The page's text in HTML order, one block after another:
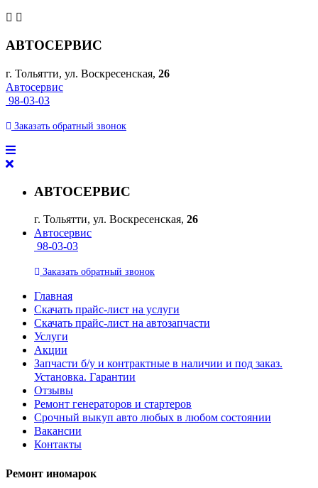
АВТОСЕРВИС
г. Тольятти, ул. Воскресенская, 26
Автосервис
98-03-03
Заказать обратный звонок
АВТОСЕРВИС
г. Тольятти, ул. Воскресенская, 26
Автосервис
98-03-03
Заказать обратный звонок
Главная
Скачать прайс-лист на услуги
Скачать прайс-лист на автозапчасти
Услуги
Акции
Запчасти б/у и контрактные в наличии и под заказ.
Установка. Гарантии
Отзывы
Ремонт генераторов и стартеров
Cрочный выкуп авто любых в любом состоянии
Вакансии
Контакты
Ремонт иномарок